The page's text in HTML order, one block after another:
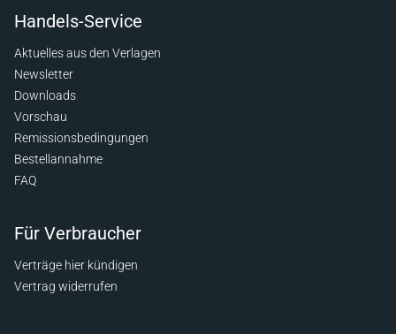
Handels-Service
Aktuelles aus den Verlagen
Newsletter
Downloads
Vorschau
Remissionsbedingungen
Bestellannahme
FAQ
Für Verbraucher
Verträge hier kündigen
Vertrag widerrufen